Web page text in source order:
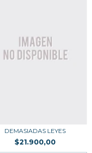
DEMASIADAS LEYES
$21.900,00